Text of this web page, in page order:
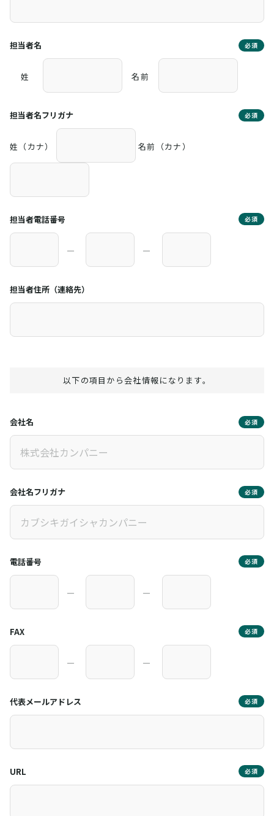
担当者名 必須
姓 名前
担当者名フリガナ 必須
姓（カナ） 名前（カナ）
担当者電話番号 必須
― ―
担当者住所（連絡先）
以下の項目から会社情報になります。
会社名 必須
会社名フリガナ 必須
電話番号 必須
― ―
FAX 必須
― ―
代表メールアドレス 必須
URL 必須